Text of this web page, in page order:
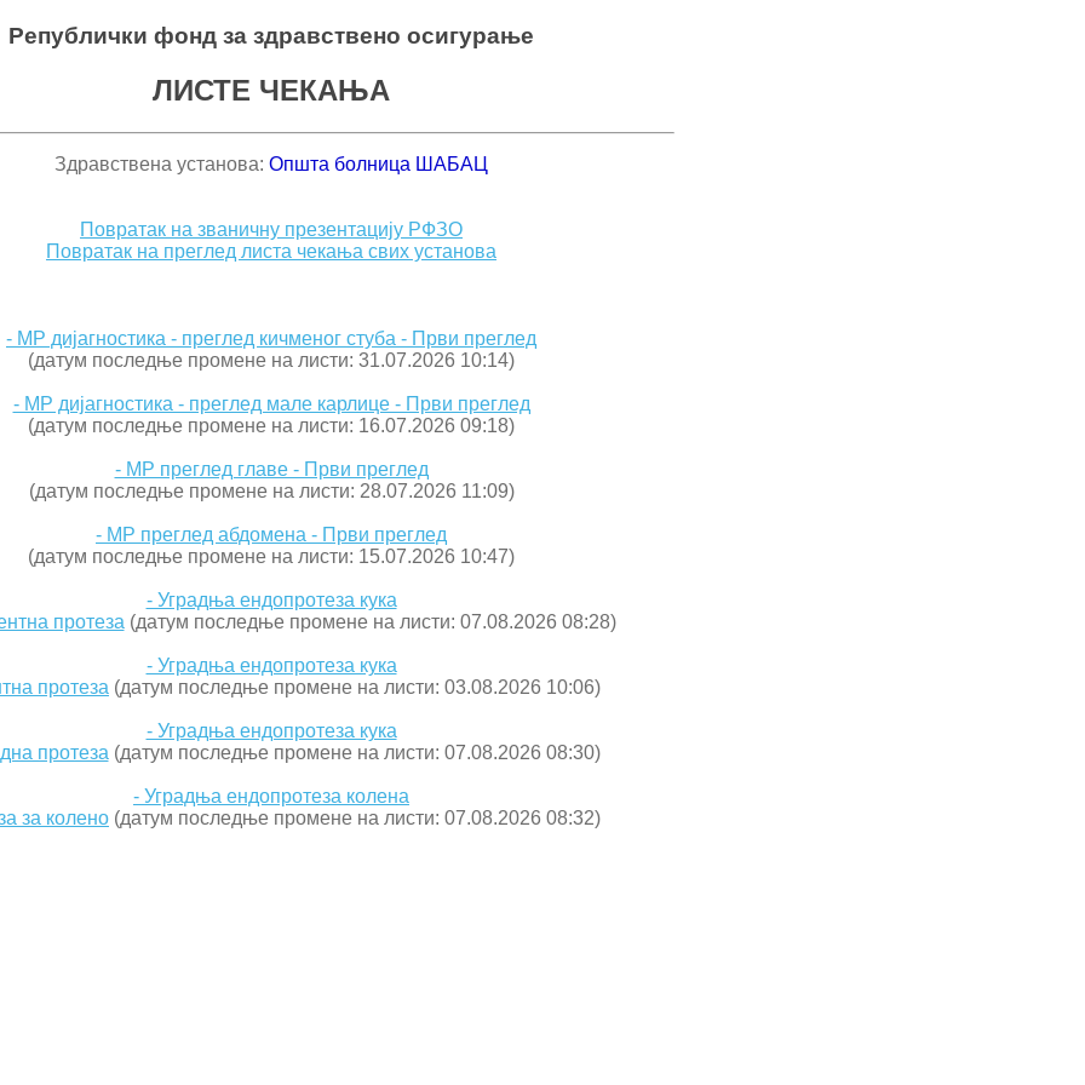
Републички фонд за здравствено осигурање
ЛИСТЕ ЧЕКАЊА
Здравствена установа: Општа болница ШАБАЦ
Повратак на званичну презентацију РФЗО
Повратак на преглед листа чекања свих установа
- МР дијагностика - преглед кичменог стуба - Први преглед
(датум последње промене на листи: 31.07.2026 10:14)
- МР дијагностика - преглед мале карлице - Први преглед
(датум последње промене на листи: 16.07.2026 09:18)
- МР преглед главе - Први преглед
(датум последње промене на листи: 28.07.2026 11:09)
- МР преглед абдомена - Први преглед
(датум последње промене на листи: 15.07.2026 10:47)
- Уградња ендопротеза кука
протеза (датум последње промене на листи: 07.08.2026 08:28)
- Уградња ендопротеза кука
протеза (датум последње промене на листи: 03.08.2026 10:06)
- Уградња ендопротеза кука
протеза (датум последње промене на листи: 07.08.2026 08:30)
- Уградња ендопротеза колена
за колено (датум последње промене на листи: 07.08.2026 08:32)